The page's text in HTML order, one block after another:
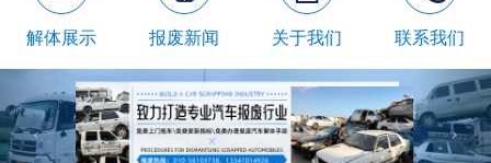
解体展示 报废新闻 关于我们 联系我们